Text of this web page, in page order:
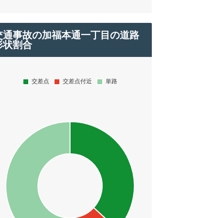
通事故の加福本通一丁目の道路
状割合